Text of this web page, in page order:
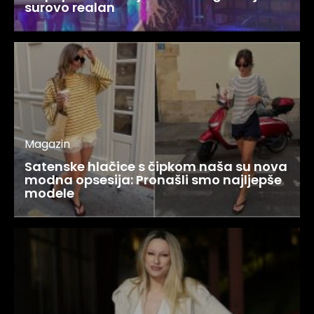
surovo realan
Magazin
Satenske hlačice s čipkom naša su nova
modna opsesija: Pronašli smo najljepše
modele